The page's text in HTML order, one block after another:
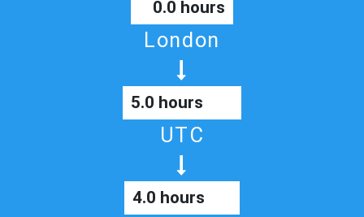
0.0 hours
London
5.0 hours
UTC
4.0 hours